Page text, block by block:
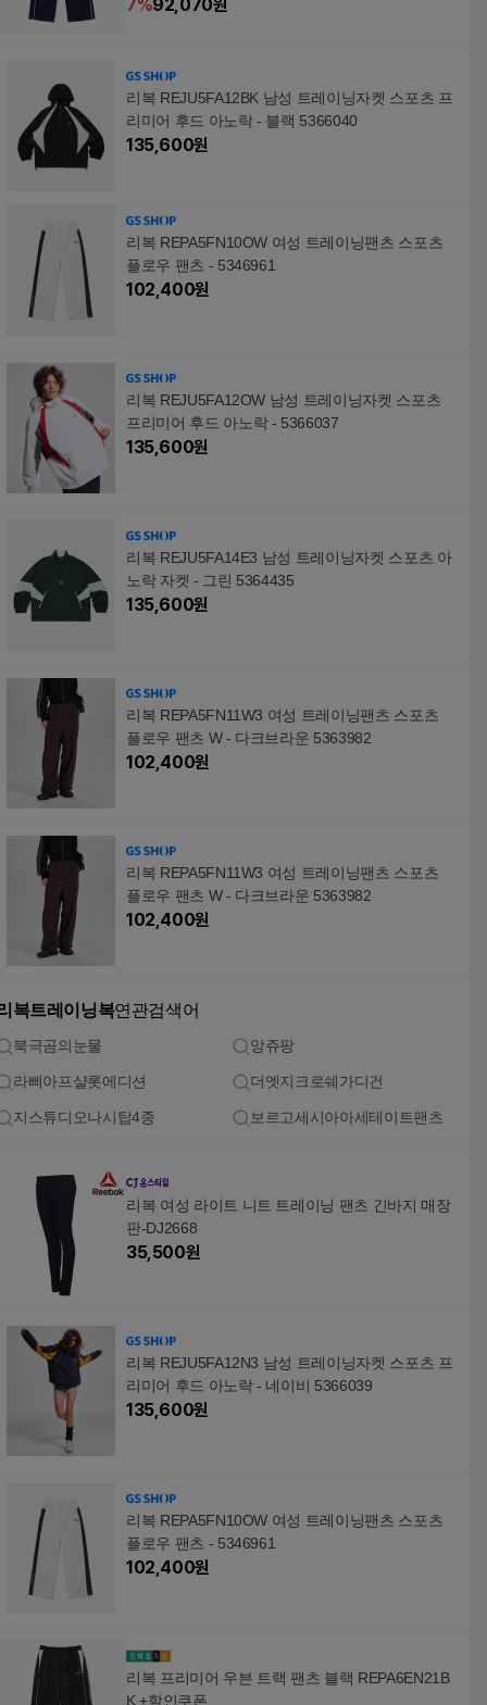
7%92,070원
리복 REJU5FA12BK 남성 트레이닝자켓 스포츠 프
리미어 후드 아노락 - 블랙 5366040
135,600원
리복 REPA5FN10OW 여성 트레이닝팬츠 스포츠
플로우 팬츠 - 5346961
102,400원
리복 REJU5FA12OW 남성 트레이닝자켓 스포츠
프리미어 후드 아노락 - 5366037
135,600원
리복 REJU5FA14E3 남성 트레이닝자켓 스포츠 아
노락 자켓 - 그린 5364435
135,600원
리복 REPA5FN11W3 여성 트레이닝팬츠 스포츠
플로우 팬츠 W - 다크브라운 5363982
102,400원
리복 REPA5FN11W3 여성 트레이닝팬츠 스포츠
플로우 팬츠 W - 다크브라운 5363982
102,400원
복트레이닝복연관검색어
북극곰의눈물 앙쥬팡
라삐아프샬롯에디션 더엣지크로쉐가디건
지스튜디오나시탑4종 보르고세시아아세테이트팬츠
리복 여성 라이트 니트 트레이닝 팬츠 긴바지 매장
판-DJ2668
35,500원
리복 REJU5FA12N3 남성 트레이닝자켓 스포츠 프
리미어 후드 아노락 - 네이비 5366039
135,600원
리복 REPA5FN10OW 여성 트레이닝팬츠 스포츠
플로우 팬츠 - 5346961
102,400원
리복 프리미어 우븐 트랙 팬츠 블랙 REPA6EN21B
K +할인쿠폰